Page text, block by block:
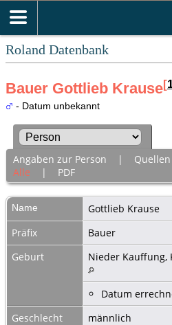
Roland Datenbank
Bauer Gottlieb Krause[
- Datum unbekannt
Angaben zur Person | Quellen
Alle | PDF
Name Gottlieb Krause
Präfix
Bauer
Geburt
Nieder Kauffung,
Datum
Geschlecht
männlich